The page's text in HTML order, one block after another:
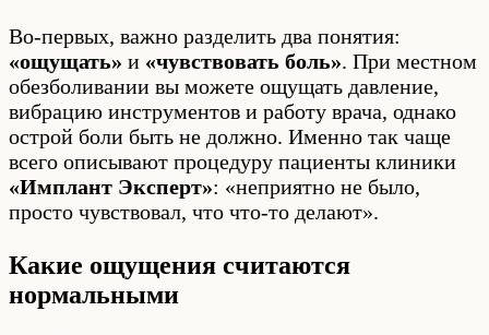
Во-первых, важно разделить два понятия:
«ощущать» и «чувствовать боль». При местном
обезболивании вы можете ощущать давление,
вибрацию инструментов и работу врача, однако
острой боли быть не должно. Именно так чаще
всего описывают процедуру пациенты клиники
«Имплант Эксперт»: «неприятно не было,
просто чувствовал, что что-то делают».
Какие ощущения считаются
нормальными